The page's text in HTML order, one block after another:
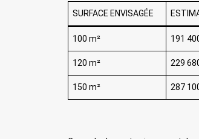
SURFACE ENVISAGÉE
100 m² 191
120 m² 229
150 m² 287